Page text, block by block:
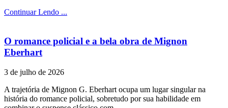
Continuar Lendo ...
O romance policial e a bela obra de Mignon
Eberhart
3 de julho de 2026
A trajetória de Mignon G. Eberhart ocupa um lugar singular na
história do romance policial, sobretudo por sua habilidade em